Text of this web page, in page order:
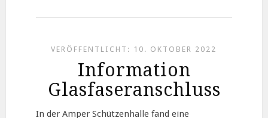
VERÖFFENTLICHT: 10. OKTOBER 2022
Information
Glasfaseranschluss
In der Amper Schützenhalle fand eine